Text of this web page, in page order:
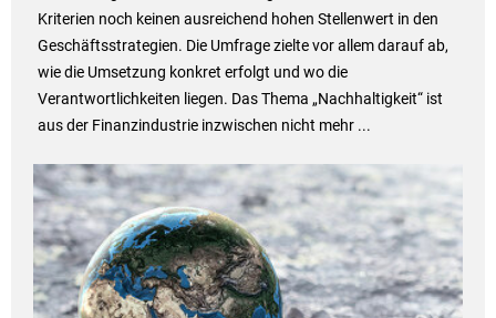
Kriterien noch keinen ausreichend hohen Stellenwert in den
Geschäftsstrategien. Die Umfrage zielte vor allem darauf ab,
wie die Umsetzung konkret erfolgt und wo die
Verantwortlichkeiten liegen. Das Thema „Nachhaltigkeit“ ist
aus der Finanzindustrie inzwischen nicht mehr ...